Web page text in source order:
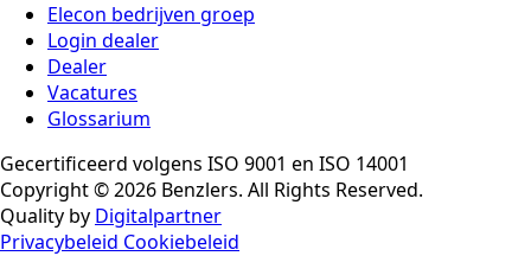
Elecon bedrijven groep
Login dealer
Dealer
Vacatures
Glossarium
Gecertificeerd volgens ISO 9001 en ISO 14001
Copyright © 2026 Benzlers. All Rights Reserved.
Quality by Digitalpartner
Privacybeleid Cookiebeleid